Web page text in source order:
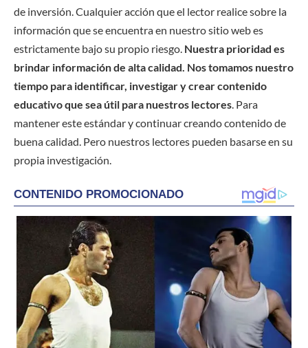
de inversión. Cualquier acción que el lector realice sobre la
información que se encuentra en nuestro sitio web es
estrictamente bajo su propio riesgo. Nuestra prioridad es
brindar información de alta calidad. Nos tomamos nuestro
tiempo para identificar, investigar y crear contenido
educativo que sea útil para nuestros lectores . Para
mantener este estándar y continuar creando contenido de
buena calidad. Pero nuestros lectores pueden basarse en su
propia investigación.